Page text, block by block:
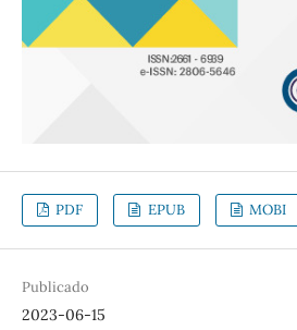
PDF EPUB MOBI
Publicado
2023-06-15